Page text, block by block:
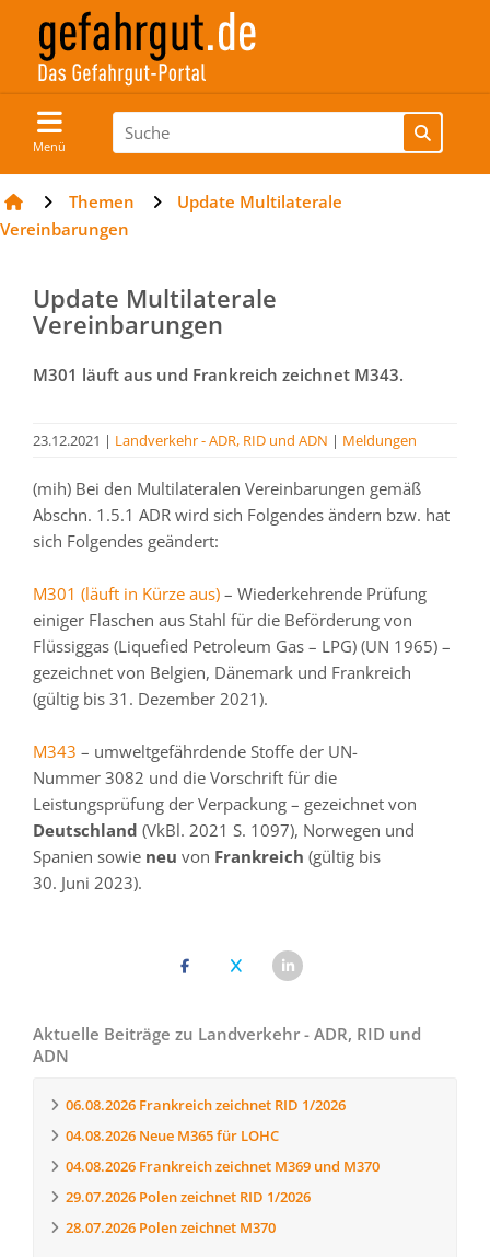
Menü
Themen
Update Multilaterale
Vereinbarungen
Update Multilaterale
Vereinbarungen
M301 läuft aus und Frankreich zeichnet M343.
23.12.2021 | Landverkehr - ADR, RID und ADN | Meldungen
(mih) Bei den Multilateralen Vereinbarungen gemäß
Abschn. 1.5.1 ADR wird sich Folgendes ändern bzw. hat
sich Folgendes geändert:
M301 (läuft in Kürze aus) – Wiederkehrende Prüfung
einiger Flaschen aus Stahl für die Beförderung von
Flüssiggas (Liquefied Petroleum Gas – LPG) (UN 1965) –
gezeichnet von Belgien, Dänemark und Frankreich
(gültig bis 31. Dezember 2021).
M343 – umweltgefährdende Stoffe der UN-
Nummer 3082 und die Vorschrift für die
Leistungsprüfung der Verpackung – gezeichnet von
Deutschland (VkBl. 2021 S. 1097), Norwegen und
Spanien sowie neu von Frankreich (gültig bis
30. Juni 2023).
Aktuelle Beiträge zu Landverkehr - ADR, RID und
ADN
06.08.2026 Frankreich zeichnet RID 1/2026
04.08.2026 Neue M365 für LOHC
04.08.2026 Frankreich zeichnet M369 und M370
29.07.2026 Polen zeichnet RID 1/2026
28.07.2026 Polen zeichnet M370